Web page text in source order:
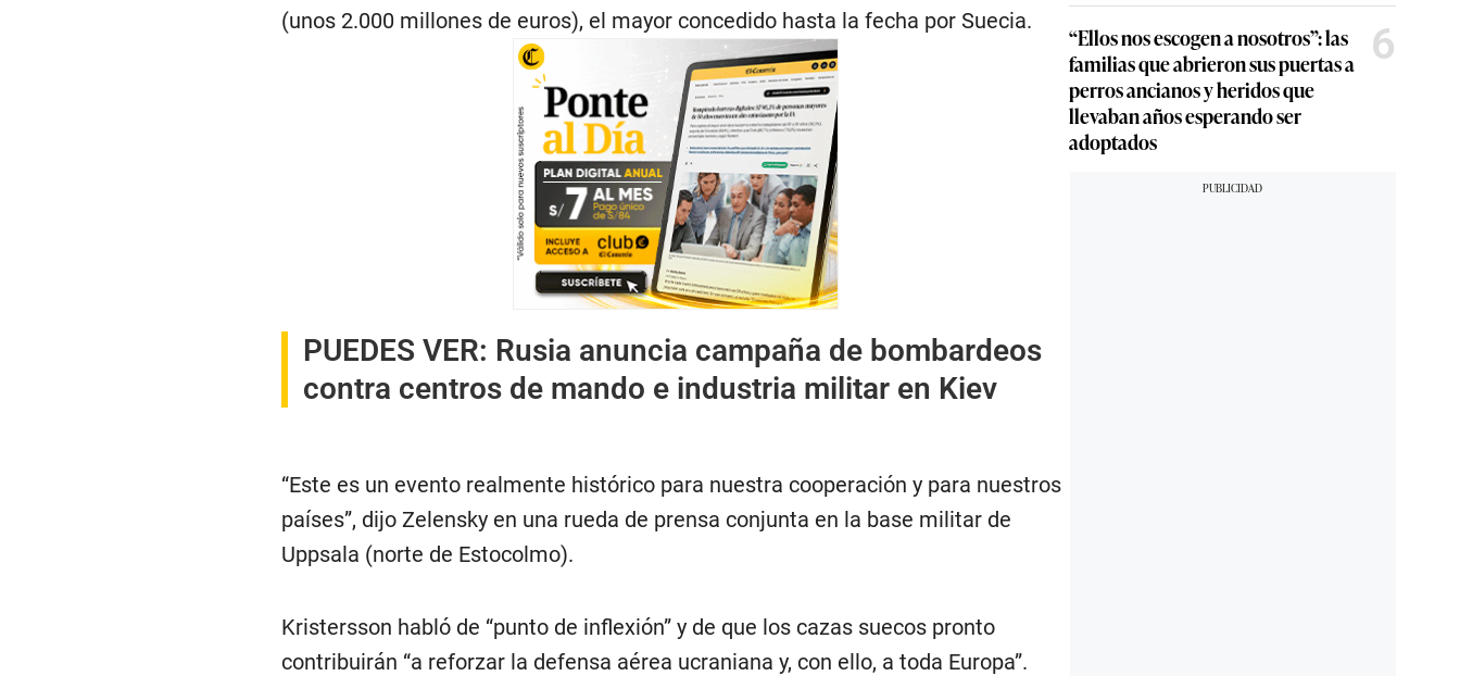
(unos 2.000 millones de euros), el mayor concedido hasta la fecha por Suecia.
PUEDES VER: Rusia anuncia campaña de bombardeos
contra centros de mando e industria militar en Kiev
“Este es un evento realmente histórico para nuestra cooperación y para nuestros
países”, dijo Zelensky en una rueda de prensa conjunta en la base militar de
Uppsala (norte de Estocolmo).
Kristersson habló de “punto de inflexión” y de que los cazas suecos pronto
contribuirán “a reforzar la defensa aérea ucraniana y, con ello, a toda Europa”.
“Ellos nos escogen a nosotros”: las
familias que abrieron sus puertas a
perros ancianos y heridos que
llevaban años esperando ser
adoptados
6